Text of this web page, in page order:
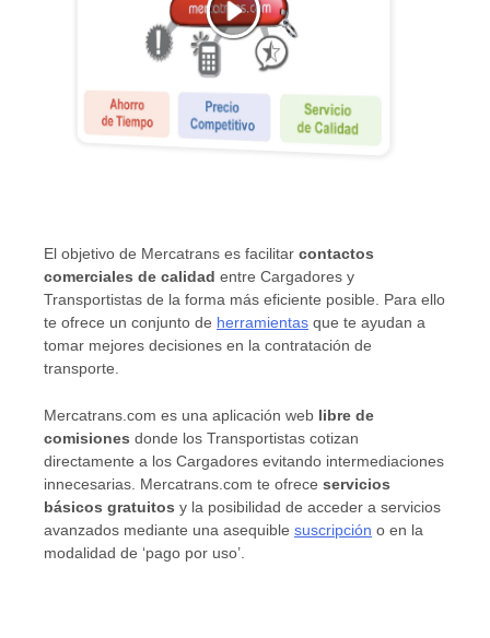
El objetivo de Mercatrans es facilitar contactos
comerciales de calidad entre Cargadores y
Transportistas de la forma más eficiente posible. Para ello
te ofrece un conjunto de herramientas que te ayudan a
tomar mejores decisiones en la contratación de
transporte.
Mercatrans.com es una aplicación web libre de
comisiones donde los Transportistas cotizan
directamente a los Cargadores evitando intermediaciones
innecesarias. Mercatrans.com te ofrece servicios
básicos gratuitos y la posibilidad de acceder a servicios
avanzados mediante una asequible suscripción o en la
modalidad de ‘pago por uso’.